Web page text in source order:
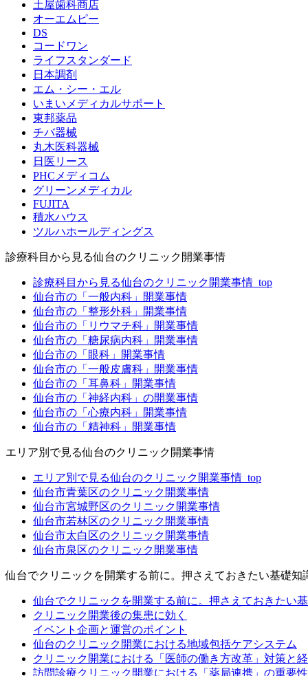
土屋歯科商店
オーエムピー
DS
コードワン
ライフスタンダード
日本調剤
エム・シー・エル
いまいメディカルサポート
東邦薬品
チバ器械
丸木医科器械
日医リース
PHCメディコム
グリーンメディカル
FUJITA
積水ハウス
ツルハホールディングス
診療科目から見る仙台のクリニック開業事情
診療科目から見る仙台のクリニック開業事情_top
仙台市の「一般内科」開業事情
仙台市の「整形外科」開業事情
仙台市の「リウマチ科」開業事情
仙台市の「糖尿病内科」開業事情
仙台市の「眼科」開業事情
仙台市の「一般皮膚科」開業事情
仙台市の「耳鼻科」開業事情
仙台市の「神経内科」の開業事情
仙台市の「心療内科」開業事情
仙台市の「精神科」開業事情
エリア別で見る仙台のクリニック開業事情
エリア別で見る仙台のクリニック開業事情_top
仙台市青葉区のクリニック開業事情
仙台市宮城野区のクリニック開業事情
仙台市若林区のクリニック開業事情
仙台市太白区のクリニック開業事情
仙台市泉区のクリニック開業事情
仙台でクリニックを開業する前に。押さえておきたい基礎知
仙台でクリニックを開業する前に。押さえておきたい
クリニック開業後の集患に効く
イベント企画と運営のポイント
仙台のクリニック開業における地域包括ケアシステム
クリニック開業における「医師の働き方改革」対策と
訪問診療クリニック開業における「薬局連携」の重要性